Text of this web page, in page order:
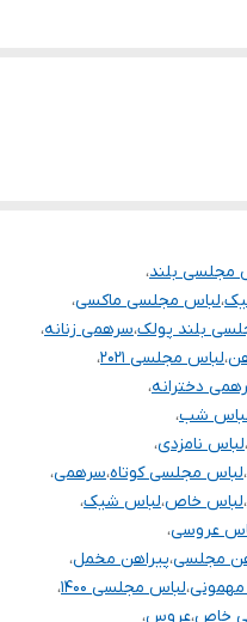
تعویض سایز داریم.
مجلسی بلند،
،لباس مجلسی ماکسی،
بلند پولک،سرهمی زنانه،
،لباس مجلسی ۲۰۲۱
،
دخترانه،
شب،
،لباس نامزدی،
،لباس مجلسی کوتاه،سرهمی،
،لباس خاص،لباس شیک،
عروسی،
مجلسی،پیراهن مخمل،
،لباس مجلسی ۱۴۰۰
،
خاص،عروس،